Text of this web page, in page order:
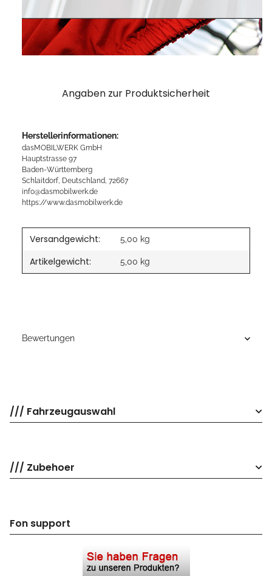
Angaben zur Produktsicherheit
Herstellerinformationen:
dasMOBILWERK GmbH
Hauptstrasse 97
Baden-Württemberg
Schlaitdorf, Deutschland, 72667
info@dasmobilwerk.de
https://www.dasmobilwerk.de
Versandgewicht: 5,00 kg
Artikelgewicht: 5,00 kg
Bewertungen
/// Fahrzeugauswahl
/// Zubehoer
Fon support